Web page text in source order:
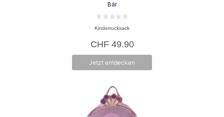
Bär
0
v
n
5
Kinderrucksack
CHF49.90
Jetzt entdecken